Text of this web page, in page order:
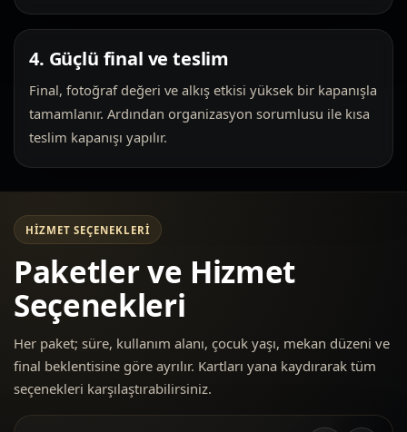
4. Güçlü final ve teslim
Final, fotoğraf değeri ve alkış etkisi yüksek bir kapanışla
tamamlanır. Ardından organizasyon sorumlusu ile kısa
teslim kapanışı yapılır.
HIZMET SEÇENEKLERI
Paketler ve Hizmet
Seçenekleri
Her paket; süre, kullanım alanı, çocuk yaşı, mekan düzeni ve
final beklentisine göre ayrılır. Kartları yana kaydırarak tüm
seçenekleri karşılaştırabilirsiniz.